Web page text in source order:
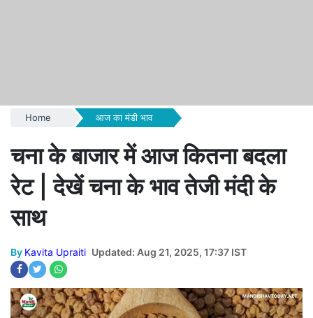
Home आज का मंडी भाव
चना के बाजार में आज कितना बदला
रेट | देखें चना के भाव तेजी मंदी के
साथ
By Kavita Upraiti Updated: Aug 21, 2025, 17:37 IST